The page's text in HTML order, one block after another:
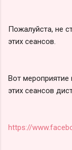
Пожалуйста, не
этих сеансов.
Вот
этих сеансов
https://